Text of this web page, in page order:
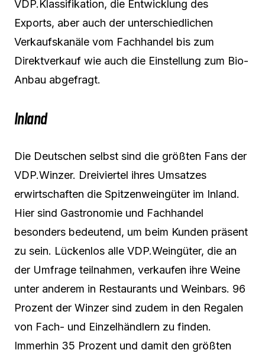
VDP.Klassifikation, die Entwicklung des
Exports, aber auch der unterschiedlichen
Verkaufskanäle vom Fachhandel bis zum
Direktverkauf wie auch die Einstellung zum Bio-
Anbau abgefragt.
Inland
Die Deutschen selbst sind die größten Fans der
VDP.Winzer. Dreiviertel ihres Umsatzes
erwirtschaften die Spitzenweingüter im Inland.
Hier sind Gastronomie und Fachhandel
besonders bedeutend, um beim Kunden präsent
zu sein. Lückenlos alle VDP.Weingüter, die an
der Umfrage teilnahmen, verkaufen ihre Weine
unter anderem in Restaurants und Weinbars. 96
Prozent der Winzer sind zudem in den Regalen
von Fach- und Einzelhändlern zu finden.
Immerhin 35 Prozent und damit den größten